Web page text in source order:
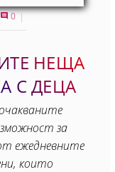
0
НЕЩА
С ДЕЦА
за
ежедневните
които